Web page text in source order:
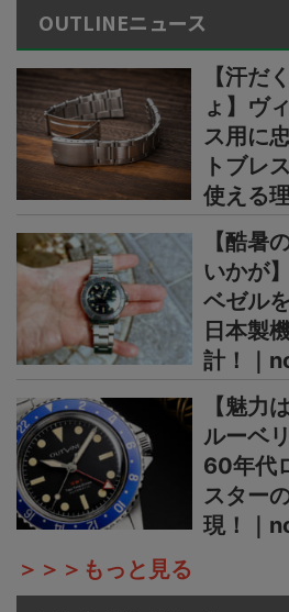
OUTLINEニュース
【汗だ
ょ】ヴ
ス用に
トブレ
使える
【酷暑
いかが
ベゼル
日本製
計！｜
【魅力
ルーベ
60年代
スター
現！｜
＞＞＞もっと見る